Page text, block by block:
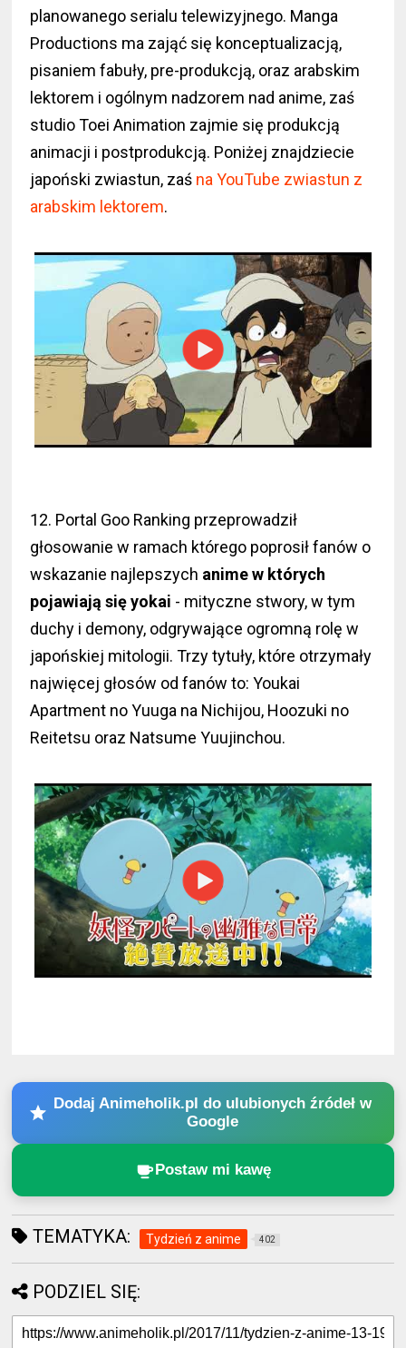
planowanego serialu telewizyjnego. Manga
Productions ma zająć się konceptualizacją,
pisaniem fabuły, pre-produkcją, oraz arabskim
lektorem i ogólnym nadzorem nad anime, zaś
studio Toei Animation zajmie się produkcją
animacji i postprodukcją. Poniżej znajdziecie
japoński zwiastun, zaś na YouTube zwiastun z
arabskim lektorem.
12. Portal Goo Ranking przeprowadził
głosowanie w ramach którego poprosił fanów o
wskazanie najlepszych anime w których
pojawiają się yokai - mityczne stwory, w tym
duchy i demony, odgrywające ogromną rolę w
japońskiej mitologii. Trzy tytuły, które otrzymały
najwięcej głosów od fanów to: Youkai
Apartment no Yuuga na Nichijou, Hoozuki no
Reitetsu oraz Natsume Yuujinchou.
Dodaj Animeholik.pl do ulubionych źródeł w
Google
Postaw mi kawę
TEMATYKA: Tydzień z anime 402
PODZIEL SIĘ: